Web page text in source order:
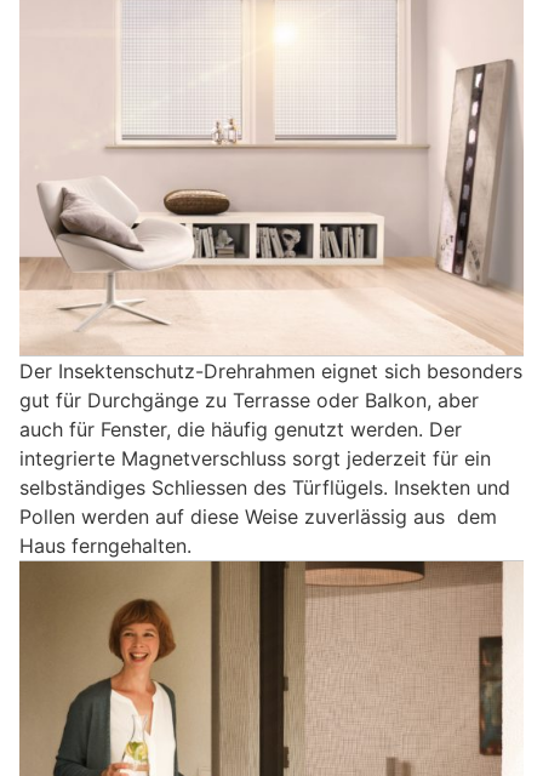
Der Insektenschutz-Drehrahmen eignet sich besonders
gut für Durchgänge zu Terrasse oder Balkon, aber
auch für Fenster, die häufig genutzt werden. Der
integrierte Magnetverschluss sorgt jederzeit für ein
selbständiges Schliessen des Türflügels. Insekten und
Pollen werden auf diese Weise zuverlässig aus dem
Haus ferngehalten.